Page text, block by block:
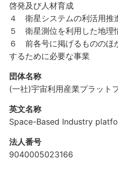
啓発及び人材育成
４ 衛星システムの利活用推
５ 衛星測位を利用した地理
６ 前各号に掲げるもののほ
するために必要な事業
団体名称
(一社)宇宙利用産業プラット
英文名称
Space-Based Industry
法人番号
9040005023166